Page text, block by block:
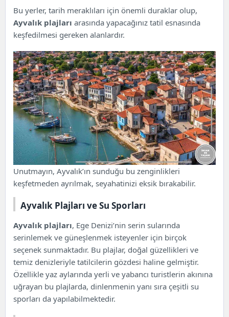
Bu yerler, tarih meraklıları için önemli duraklar olup,
Ayvalık plajları arasında yapacağınız tatil esnasında
keşfedilmesi gereken alanlardır.
Unutmayın, Ayvalık’ın sunduğu bu zenginlikleri
keşfetmeden ayrılmak, seyahatinizi eksik bırakabilir.
Ayvalık Plajları ve Su Sporları
Ayvalık plajları, Ege Denizi’nin serin sularında
serinlemek ve güneşlenmek isteyenler için birçok
seçenek sunmaktadır. Bu plajlar, doğal güzellikleri ve
temiz denizleriyle tatilcilerin gözdesi haline gelmiştir.
Özellikle yaz aylarında yerli ve yabancı turistlerin akınına
uğrayan bu plajlarda, dinlenmenin yanı sıra çeşitli su
sporları da yapılabilmektedir.